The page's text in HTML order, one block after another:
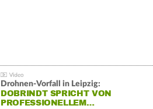
Drohnen-Vorfall in Leipzig:
DOBRINDT SPRICHT VON
PROFESSIONELLEM…